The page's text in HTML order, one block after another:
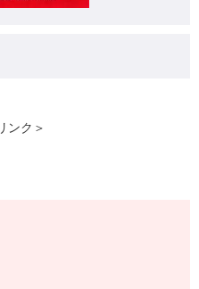
ンク＞